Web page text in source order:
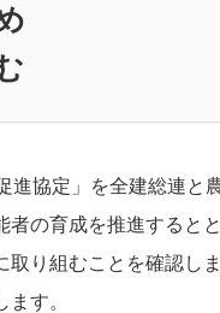
進協定」を全建総連と
の育成を推進すると
取り組むことを確認し
す。